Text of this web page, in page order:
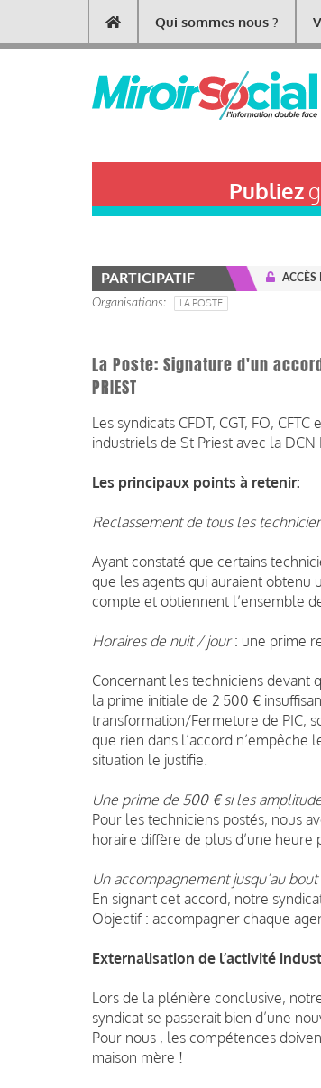
contenu
Main
navigation
Qui sommes nous ?
Publiez
PARTICIPATIF ACCÈS
Organisations LA POSTE
La Poste: Signature d'un
PRIEST
Les syndicats CFDT, CGT, FO,
industriels de St Priest avec la DCN
Les principaux points à retenir:
Reclassement de tous les
Ayant constaté que certains
que les agents qui auraient obtenu
compte et obtiennent l’ensemble
Horaires de nuit / jour: une prime
Concernant les techniciens
la prime initiale de 2 500 €
transformation/Fermeture de PIC,
que rien dans l’accord n’empêche
situation le justifie.
Une prime de 500 € si les
Pour les techniciens postés, nous
horaire diffère de plus d’une
Un accompagnement jusqu’au bout
En signant cet accord, notre
Objectif : accompagner chaque
Externalisation de l’activité
Lors de la plénière conclusive,
syndicat se passerait bien d’une
Pour nous , les compétences
maison mère !